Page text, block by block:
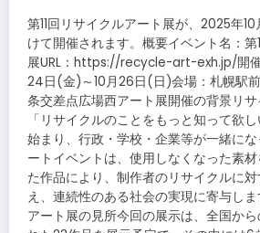
第11回リサイクルアート展が、2025年
けて開催されます。概要イベント名：第
展URL：https://recycle-art-exh.jp/開催
24日(金)～10月26日(日)会場：札幌駅
条交差点広場西アート展開催の背景リサ
「リサイクルのことをもっと知って欲
始まり、行政・学校・企業等が一緒に
ートイベントは、使用しなくなった素
た作品により、制作者のリサイクルに
え、連続性のある社会の実現に寄与しま
アート展の見所今回の展示は、全国か